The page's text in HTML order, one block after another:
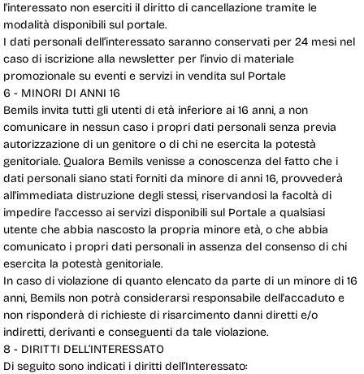
l'interessato non eserciti il diritto di cancellazione tramite le
modalità disponibili sul portale.
I dati personali dell’interessato saranno conservati per 24 mesi nel
caso di iscrizione alla newsletter per l’invio di materiale
promozionale su eventi e servizi in vendita sul Portale
6 - MINORI DI ANNI 16
Bemils invita tutti gli utenti di età inferiore ai 16 anni, a non
comunicare in nessun caso i propri dati personali senza previa
autorizzazione di un genitore o di chi ne esercita la potestà
genitoriale. Qualora Bemils venisse a conoscenza del fatto che i
dati personali siano stati forniti da minore di anni 16, provvederà
all'immediata distruzione degli stessi, riservandosi la facoltà di
impedire l'accesso ai servizi disponibili sul Portale a qualsiasi
utente che abbia nascosto la propria minore età, o che abbia
comunicato i propri dati personali in assenza del consenso di chi
esercita la potestà genitoriale.
In caso di violazione di quanto elencato da parte di un minore di 16
anni, Bemils non potrà considerarsi responsabile dell'accaduto e
non risponderà di richieste di risarcimento danni diretti e/o
indiretti, derivanti e conseguenti da tale violazione.
8 - DIRITTI DELL’INTERESSATO
Di seguito sono indicati i diritti dell’Interessato: